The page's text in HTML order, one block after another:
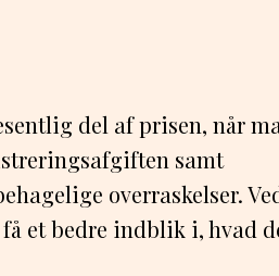
del af prisen, når
samt
overraskelser.
et bedre indblik i, hvad